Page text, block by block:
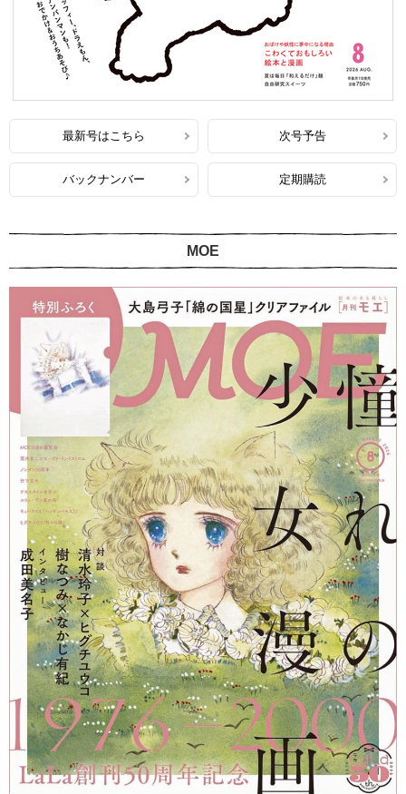
最新号はこちら 次号予告
バックナンバー 定期購読
MOE